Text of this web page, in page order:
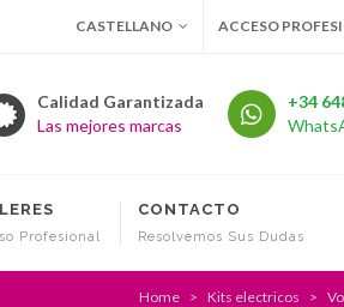
CASTELLANO ACCESO
Calidad Garantizada
Las mejores marcas
+34
Profesional
CONTACTO
Resolvemos Sus Dudas
Home Kits electricos